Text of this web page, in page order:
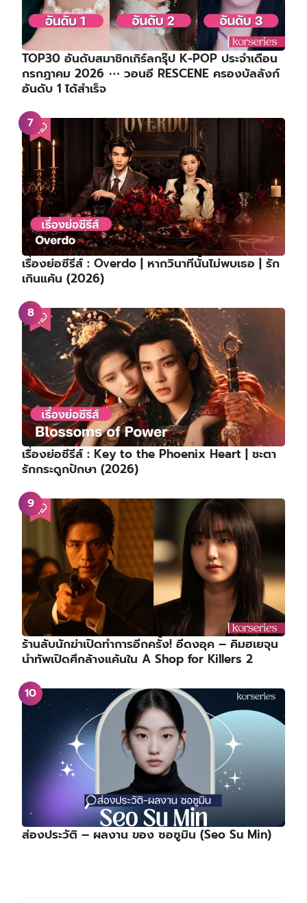
TOP30 อันดับสมาชิกเกิร์ลกรุ๊ป K-POP ประจำเดือน
กรกฎาคม 2026 ⋯ วอนอี RESCENE ครองบัลลังก์
อันดับ 1 ได้สำเร็จ
เรื่องย่อซีรีส์ : Overdo | หากวินาทีนั้นไม่พบเธอ | รัก
เกินแค้น (2026)
เรื่องย่อซีรีส์ : Key to the Phoenix Heart | ชะตา
รักกระดูกปักษา (2026)
ร้านลับนักฆ่าเปิดทำการอีกครั้ง! อีดงอุค – คิมฮเยจุน
นำทัพเปิดศึกล้างแค้นใน A Shop for Killers 2
ส่องประวัติ – ผลงาน ของ ซอซูมิน (Seo Su Min)